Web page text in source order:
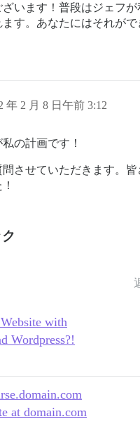
います！普段はジェフ
す。あなたにはそれが
年 2 月 8 日午前 3:12
の計画です！
させていただきます。皆
with
Wordpress?!
at domain.com